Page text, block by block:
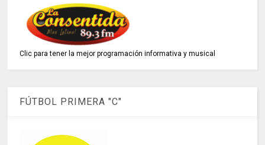
Clic para tener la mejor programación informativa y musical
FÚTBOL PRIMERA "C"